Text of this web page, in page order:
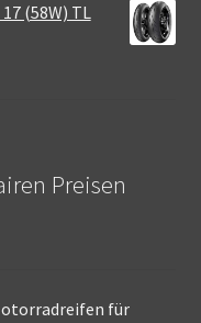
(58W) TL
Preisen
für